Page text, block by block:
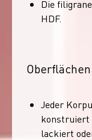
Die
HDF.
Oberflächen
Jeder
konstruiert
lackiert